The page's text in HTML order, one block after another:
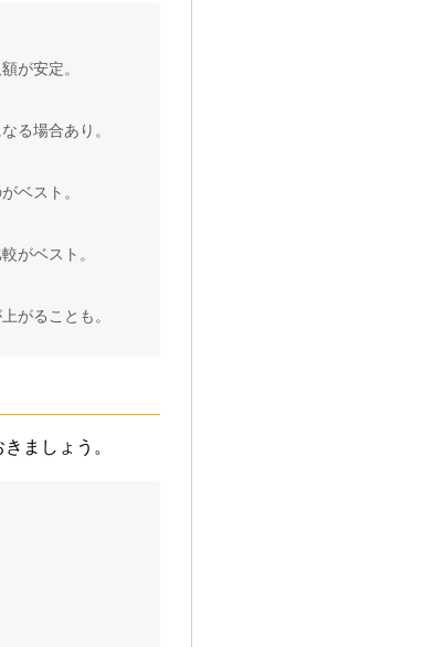
が安定。
る場合あり。
ベスト。
がベスト。
がることも。
ましょう。